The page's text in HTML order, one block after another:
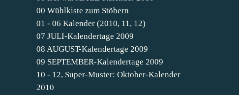
00 Wühlkiste zum Stöbern
01 - 06 Kalender (2010, 11, 12)
07 JULI-Kalendertage 2009
08 AUGUST-Kalendertage 2009
09 SEPTEMBER-Kalendertage 2009
10 - 12, Super-Muster: Oktober-Kalender
2010